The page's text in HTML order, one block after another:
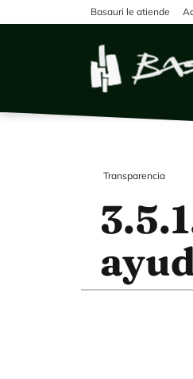
Pasar al contenido principal
Basauri le atiende
Transparencia